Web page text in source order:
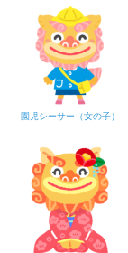
園児シーサー（女の子）